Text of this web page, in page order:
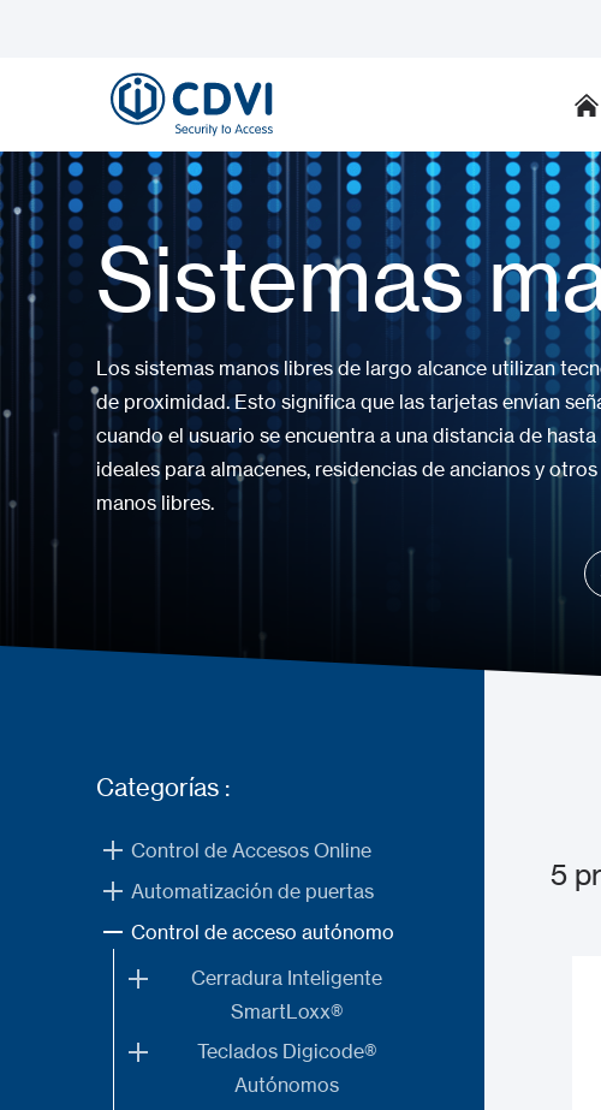
Sistemas
Los sistemas manos libres de largo alcance utilizan
de proximidad. Esto significa que las tarjetas envían
cuando el usuario se encuentra a una distancia de
ideales para almacenes, residencias de ancianos y
manos libres.
Categorías :
Control de Accesos Online
Automatización de puertas
Control de acceso autónomo
Cerradura Inteligente
SmartLoxx®
Teclados Digicode®
Autónomos
5